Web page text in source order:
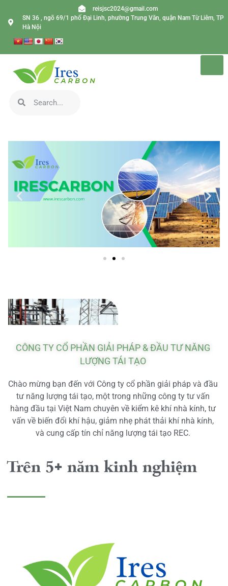
reisjsc2024@gmail.com
SN 36 , ngõ 69/1 phố Đại Linh, phường Trung Văn, quận Nam Từ Liêm, TP
Hà Nội
CÔNG TY CỔ PHẦN GIẢI PHÁP & ĐẦU TƯ NĂNG
LƯỢNG TÁI TẠO
Chào mừng bạn đến với Công ty cổ phần giải pháp và đầu
tư năng lượng tái tạo, một trong những công ty tư vấn
hàng đầu tại Việt Nam chuyên về kiểm kê khí nhà kính, tư
vấn về biến đổi khí hậu, giảm nhẹ phát thải khí nhà kính,
và cung cấp tín chỉ năng lượng tái tạo REC.
Trên 5+ năm kinh nghiệm